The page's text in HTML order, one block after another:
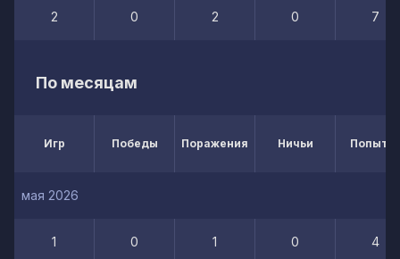
2 0 2 0 7
По месяцам
Игр Победы Поражения Ничьи
мая 2026
1 0 1 0 4